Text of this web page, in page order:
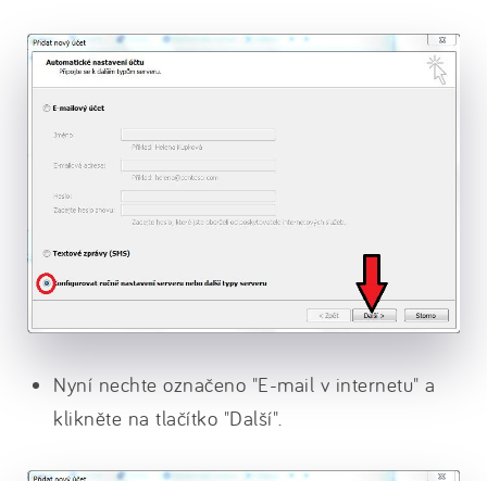
Nyní nechte označeno "E-mail v internetu" a
klikněte na tlačítko "Další".